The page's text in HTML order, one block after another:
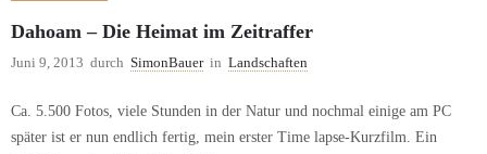
Dahoam – Die Heimat im Zeitraffer
Juni 9, 2013 durch SimonBauer in Landschaften
Ca. 5.500 Fotos, viele Stunden in der Natur und nochmal einige am PC
später ist er nun endlich fertig, mein erster Time lapse-Kurzfilm. Ein